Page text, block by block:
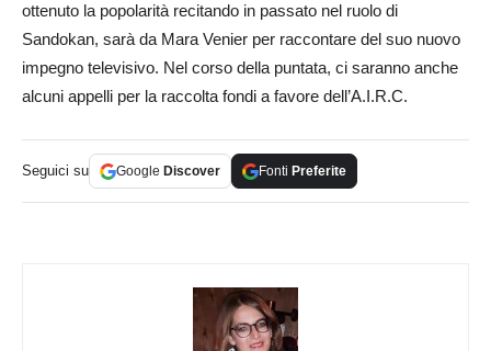
ottenuto la popolarità recitando in passato nel ruolo di
Sandokan, sarà da Mara Venier per raccontare del suo nuovo
impegno televisivo. Nel corso della puntata, ci saranno anche
alcuni appelli per la raccolta fondi a favore dell’A.I.R.C.
Seguici su Google Discover Fonti Preferite